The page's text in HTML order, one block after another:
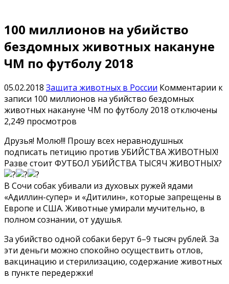
100 миллионов на убийство
бездомных животных накануне
ЧМ по футболу 2018
05.02.2018 Защита животных в России Комментарии к
записи 100 миллионов на убийство бездомных
животных накануне ЧМ по футболу 2018 отключены
2,249 просмотров
Друзья! Молю!!! Прошу всех неравнодушных
подписать петицию против УБИЙСТВА ЖИВОТНЫХ!
Разве стоит ФУТБОЛ УБИЙСТВА ТЫСЯЧ ЖИВОТНЫХ?
В Сочи собак убивали из духовых ружей ядами
«Адиллин-супер» и «Дитилин», которые запрещены в
Европе и США. Животные умирали мучительно, в
полном сознании, от удушья.
За убийство одной собаки берут 6–9 тысяч рублей. За
эти деньги можно спокойно осуществить отлов,
вакцинацию и стерилизацию, содержание животных
в пункте передержки!